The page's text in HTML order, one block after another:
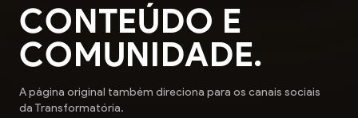
CONTEÚDO E
COMUNIDADE.
A página original também direciona para os canais sociais
da Transformatória.